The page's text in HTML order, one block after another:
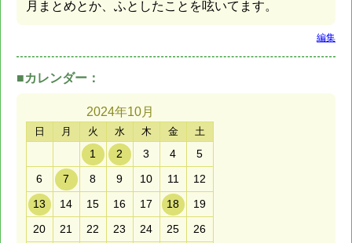
月まとめとか、ふとしたことを呟いてます。
編集
■カレンダー：
2024年10月
日 月 火 水 木 金 土
1 2 3 4
5
6
7 8 9 10 11
12
13
14 15 16 17 18
19
20
21 22 23 24 25 26